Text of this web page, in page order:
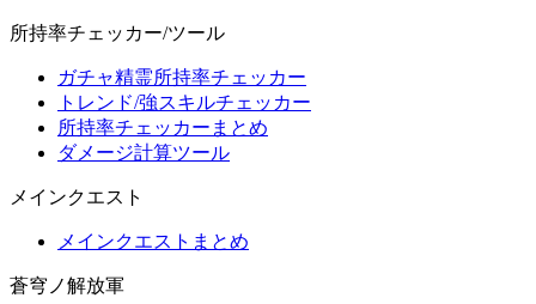
所持率チェッカー/ツール
ガチャ精霊所持率チェッカー
トレンド/強スキルチェッカー
所持率チェッカーまとめ
ダメージ計算ツール
メインクエスト
メインクエストまとめ
蒼穹ノ解放軍